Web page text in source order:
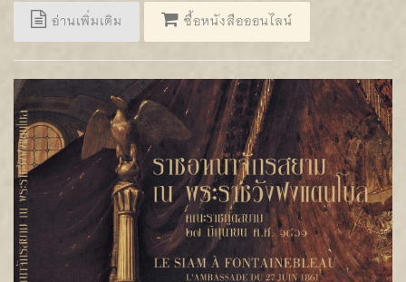
อ่านเพิ่มเติม ซื้อหนังสือออนไลน์